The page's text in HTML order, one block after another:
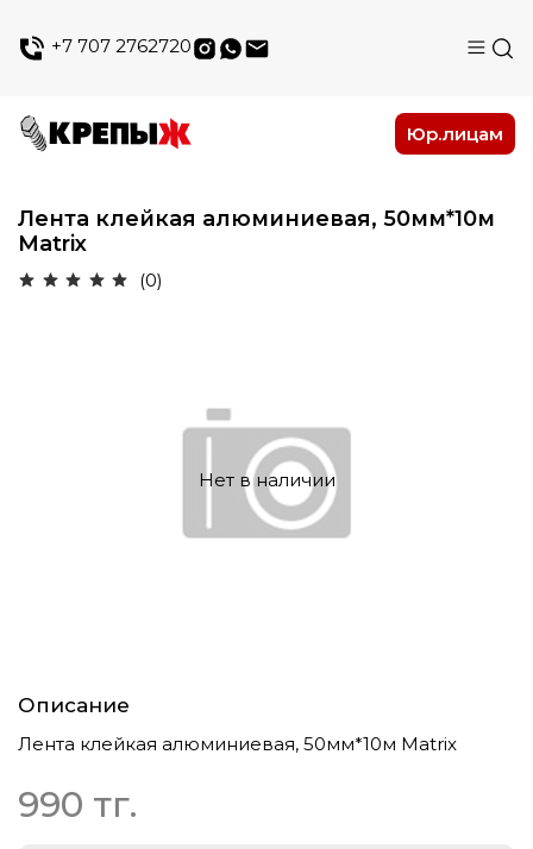
+7 707 2762720
Юр.лицам
Лента клейкая алюминиевая, 50мм*10м
Matrix
(0)
Нет в наличии
Описание
Лента клейкая алюминиевая, 50мм*10м Matrix
990 тг.